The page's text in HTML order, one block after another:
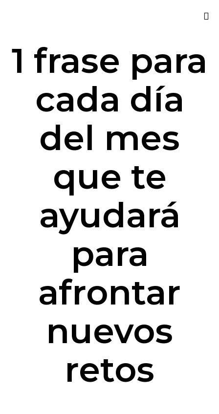
1 frase para
cada día
del mes
que te
ayudará
para
afrontar
nuevos
retos